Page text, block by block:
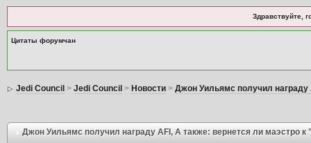
Здравствуйте,
Цитаты форумчан
Jedi Council > Jedi Council > Новости> Джон Уильямс получил награду
Джон Уильямс получил награду AFI , А также: вернется ли маэстро